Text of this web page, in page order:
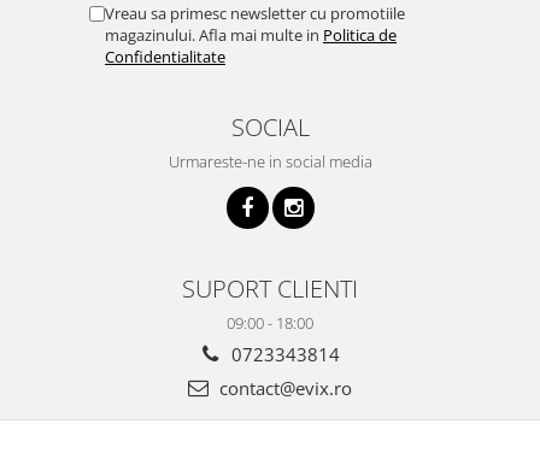
Vreau sa primesc newsletter cu promotiile
magazinului. Afla mai multe in Politica de
Confidentialitate
SOCIAL
Urmareste-ne in social media
SUPORT CLIENTI
09:00 - 18:00
0723343814
contact@evix.ro